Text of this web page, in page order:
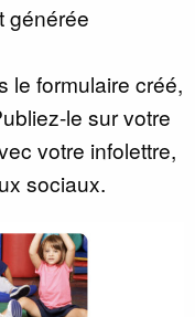
générée
le formulaire créé,
le sur votre
votre infolettre,
sociaux.